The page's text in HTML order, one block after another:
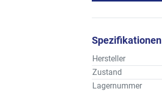
Spezifikationen
Hersteller
Zustand
Lagernummer